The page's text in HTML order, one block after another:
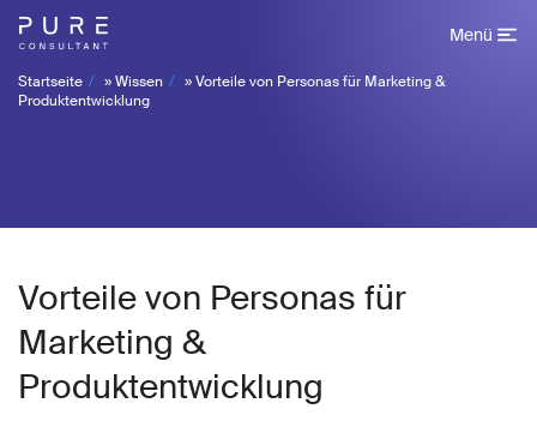
Menü
Startseite »Wissen »Vorteile von Personas für Marketing &
Produktentwicklung
Vorteile von Personas für
Marketing &
Produktentwicklung